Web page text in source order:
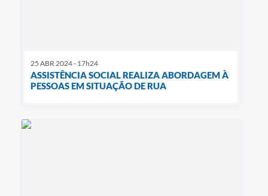
25 ABR 2024 - 17h24
ASSISTÊNCIA SOCIAL REALIZA ABORDAGEM À
PESSOAS EM SITUAÇÃO DE RUA